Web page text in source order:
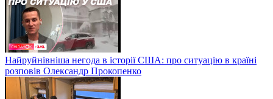
Найруйнівніша негода в історії США: про ситуацію в країні
розповів Олександр Прокопенко